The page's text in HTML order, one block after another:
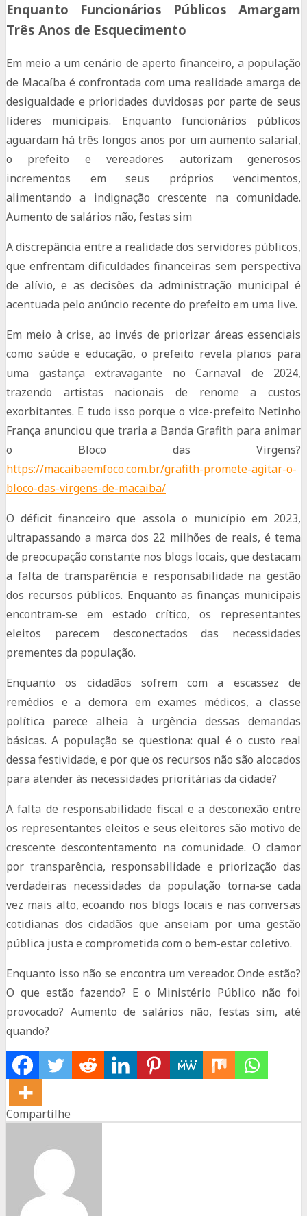
Enquanto Funcionários Públicos Amargam
Três Anos de Esquecimento
Em meio a um cenário de aperto financeiro, a população
de Macaíba é confrontada com uma realidade amarga de
desigualdade e prioridades duvidosas por parte de seus
líderes municipais. Enquanto funcionários públicos
aguardam há três longos anos por um aumento salarial,
o prefeito e vereadores autorizam generosos
incrementos em seus próprios vencimentos,
alimentando a indignação crescente na comunidade.
Aumento de salários não, festas sim
A discrepância entre a realidade dos servidores públicos,
que enfrentam dificuldades financeiras sem perspectiva
de alívio, e as decisões da administração municipal é
acentuada pelo anúncio recente do prefeito em uma live.
Em meio à crise, ao invés de priorizar áreas essenciais
como saúde e educação, o prefeito revela planos para
uma gastança extravagante no Carnaval de 2024,
trazendo artistas nacionais de renome a custos
exorbitantes. E tudo isso porque o vice-prefeito Netinho
França anunciou que traria a Banda Grafith para animar
o Bloco das Virgens?
https://macaibaemfoco.com.br/grafith-promete-agitar-o-
bloco-das-virgens-de-macaiba/
O déficit financeiro que assola o município em 2023,
ultrapassando a marca dos 22 milhões de reais, é tema
de preocupação constante nos blogs locais, que destacam
a falta de transparência e responsabilidade na gestão
dos recursos públicos. Enquanto as finanças municipais
encontram-se em estado crítico, os representantes
eleitos parecem desconectados das necessidades
prementes da população.
Enquanto os cidadãos sofrem com a escassez de
remédios e a demora em exames médicos, a classe
política parece alheia à urgência dessas demandas
básicas. A população se questiona: qual é o custo real
dessa festividade, e por que os recursos não são alocados
para atender às necessidades prioritárias da cidade?
A falta de responsabilidade fiscal e a desconexão entre
os representantes eleitos e seus eleitores são motivo de
crescente descontentamento na comunidade. O clamor
por transparência, responsabilidade e priorização das
verdadeiras necessidades da população torna-se cada
vez mais alto, ecoando nos blogs locais e nas conversas
cotidianas dos cidadãos que anseiam por uma gestão
pública justa e comprometida com o bem-estar coletivo.
Enquanto isso não se encontra um vereador. Onde estão?
O que estão fazendo? E o Ministério Público não foi
provocado? Aumento de salários não, festas sim, até
quando?
Compartilhe
Facebook
Twitter
Whatsapp